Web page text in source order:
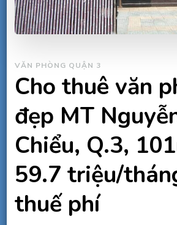
VĂN PHÒNG QUẬN 3
Cho thuê văn
đẹp MT
Chiểu, Q.3,
59.7 triệu/
thuế phí